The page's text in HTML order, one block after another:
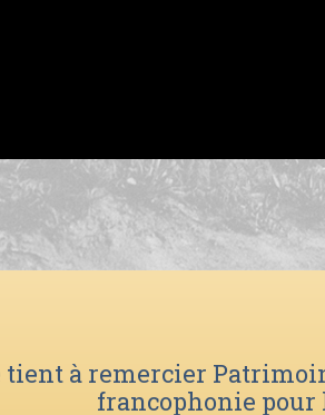
à remercier
francophonie